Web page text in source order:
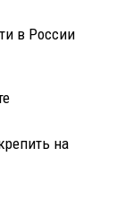
в России
на